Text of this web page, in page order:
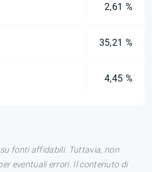
2,61 %
35,21 %
4,45 %
fonti affidabili. Tuttavia, non
eventuali errori. Il contenuto di